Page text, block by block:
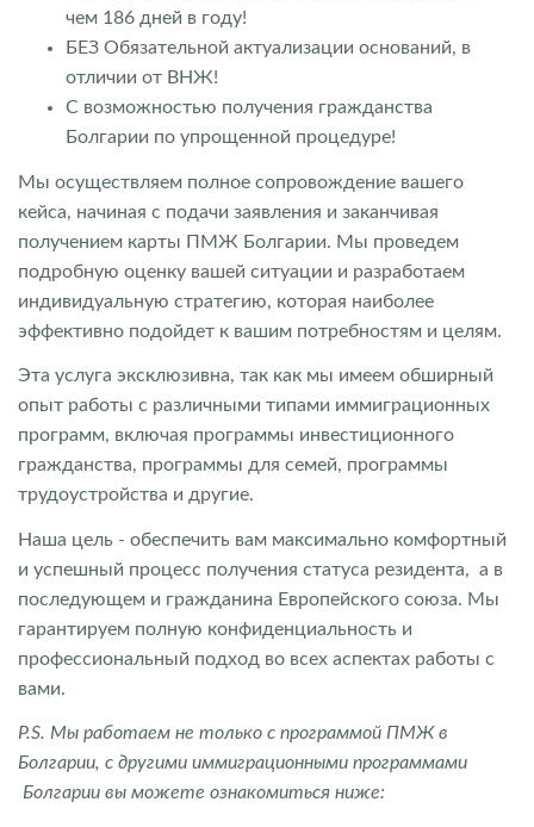
чем 186 дней в году!
БЕЗ Обязательной актуализации оснований, в
отличии от ВНЖ!
С возможностью получения гражданства
Болгарии по упрощенной процедуре!
Мы осуществляем полное сопровождение вашего
кейса, начиная с подачи заявления и заканчивая
получением карты ПМЖ Болгарии. Мы проведем
подробную оценку вашей ситуации и разработаем
индивидуальную стратегию, которая наиболее
эффективно подойдет к вашим потребностям и целям.
Эта услуга эксклюзивна, так как мы имеем обширный
опыт работы с различными типами иммиграционных
программ, включая программы инвестиционного
гражданства, программы для семей, программы
трудоустройства и другие.
Наша цель - обеспечить вам максимально комфортный
и успешный процесс получения статуса резидента, а в
последующем и гражданина Европейского союза. Мы
гарантируем полную конфиденциальность и
профессиональный подход во всех аспектах работы с
вами.
P.S. Мы работаем не только с программой ПМЖ в
Болгарии, с другими иммиграционными программами
Болгарии вы можете ознакомиться ниже: